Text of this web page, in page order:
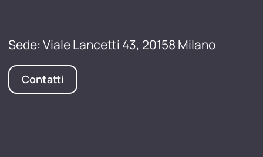
Sede: Viale Lancetti 43, 20158 Milano
Contatti